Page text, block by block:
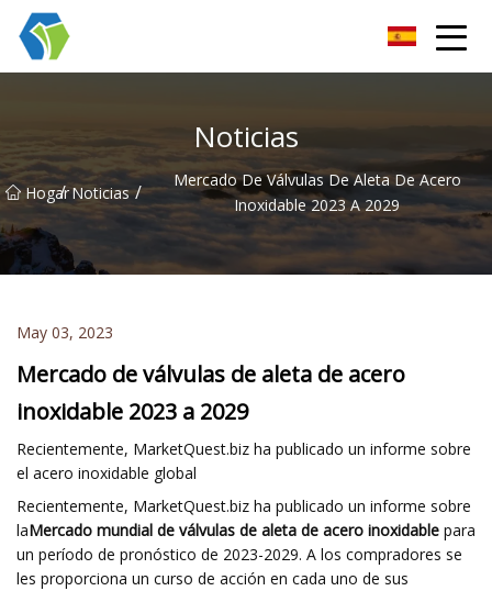
Grupo Co., Ltd de las soluciones de la luz de las estrellas de
Noticias
Hogar
/ Noticias /
Mercado De Válvulas De Aleta De Acero
Inoxidable 2023 A 2029
May 03, 2023
Mercado de válvulas de aleta de acero
inoxidable 2023 a 2029
Recientemente, MarketQuest.biz ha publicado un informe sobre
el acero inoxidable global
Recientemente, MarketQuest.biz ha publicado un informe sobre
laMercado mundial de válvulas de aleta de acero inoxidable para
un período de pronóstico de 2023-2029. A los compradores se
les proporciona un curso de acción en cada uno de sus